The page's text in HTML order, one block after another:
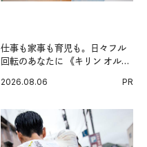
仕事も家事も育児も。日々フル
回転のあなたに 《キリン オルニ
2026.08.06 PR